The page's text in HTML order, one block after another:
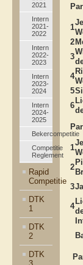
2021
Intern
2021-
2022
Intern
2022-
2023
Intern
2023-
2024
Intern
2024-
2025
Bekercompetitie
Competitie
Reglement
Rapid
Competitie
DTK
1
DTK
2
DTK
1
2
3
4
5
6
1
2
3
4